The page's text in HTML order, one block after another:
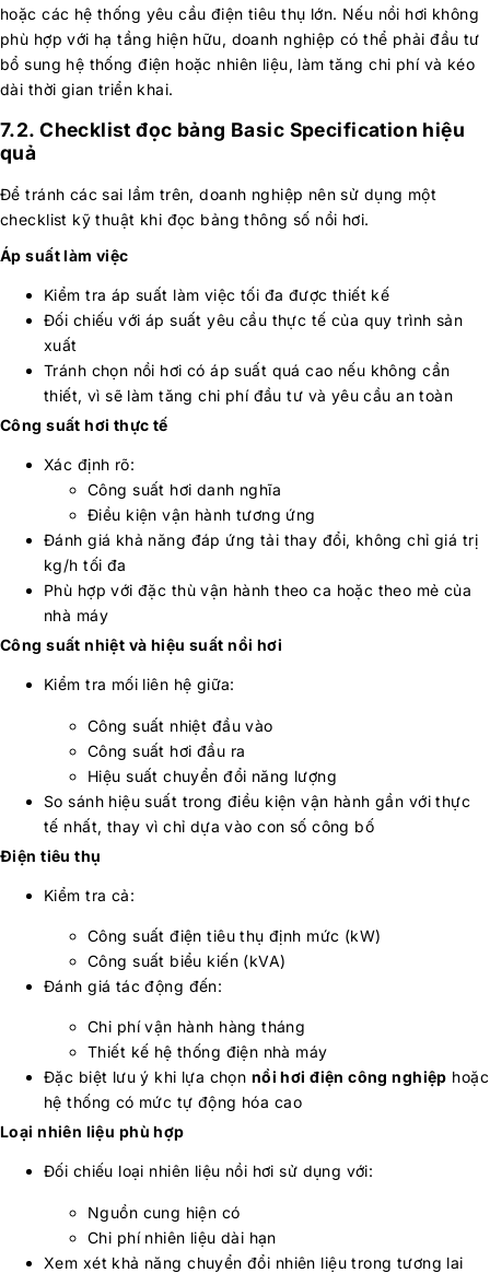
hoặc các hệ thống yêu cầu điện tiêu thụ lớn. Nếu nồi hơi không
phù hợp với hạ tầng hiện hữu, doanh nghiệp có thể phải đầu tư
bổ sung hệ thống điện hoặc nhiên liệu, làm tăng chi phí và kéo
dài thời gian triển khai.
7.2. Checklist đọc bảng Basic Specification hiệu
quả
Để tránh các sai lầm trên, doanh nghiệp nên sử dụng một
checklist kỹ thuật khi đọc bảng thông số nồi hơi.
Áp suất làm việc
Kiểm tra áp suất làm việc tối đa được thiết kế
Đối chiếu với áp suất yêu cầu thực tế của quy trình sản
xuất
Tránh chọn nồi hơi có áp suất quá cao nếu không cần
thiết, vì sẽ làm tăng chi phí đầu tư và yêu cầu an toàn
Công suất hơi thực tế
Xác định rõ:
Công suất hơi danh nghĩa
Điều kiện vận hành tương ứng
Đánh giá khả năng đáp ứng tải thay đổi, không chỉ giá trị
kg/h tối đa
Phù hợp với đặc thù vận hành theo ca hoặc theo mẻ của
nhà máy
Công suất nhiệt và hiệu suất nồi hơi
Kiểm tra mối liên hệ giữa:
Công suất nhiệt đầu vào
Công suất hơi đầu ra
Hiệu suất chuyển đổi năng lượng
So sánh hiệu suất trong điều kiện vận hành gần với thực
tế nhất, thay vì chỉ dựa vào con số công bố
Điện tiêu thụ
Kiểm tra cả:
Công suất điện tiêu thụ định mức (kW)
Công suất biểu kiến (kVA)
Đánh giá tác động đến:
Chi phí vận hành hàng tháng
Thiết kế hệ thống điện nhà máy
Đặc biệt lưu ý khi lựa chọn nồi hơi điện công nghiệp hoặc
hệ thống có mức tự động hóa cao
Loại nhiên liệu phù hợp
Đối chiếu loại nhiên liệu nồi hơi sử dụng với:
Nguồn cung hiện có
Chi phí nhiên liệu dài hạn
Xem xét khả năng chuyển đổi nhiên liệu trong tương lai